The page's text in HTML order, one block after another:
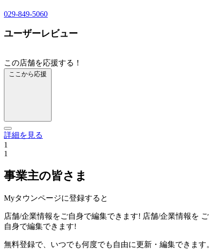
029-849-5060
ユーザーレビュー
この店舗を応援する！
ここから応援
詳細を見る
1
1
事業主の皆さま
Myタウンページに登録すると
店舗/企業情報をご自身で編集できます! 店舗/企業情報を ご
自身で編集できます!
無料登録で、いつでも何度でも自由に更新・編集できます。